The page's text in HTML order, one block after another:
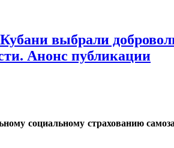
выбрали
Анонс публикации
социальному страхованию